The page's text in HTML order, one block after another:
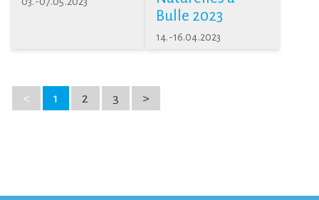
Bulle 2023
14.-16.04.2023
< 1 2 3 >